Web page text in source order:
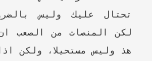
تحتال عليك وليس
لكن المنصات من الصعب
هذ وليس مستحيلا، ولكن